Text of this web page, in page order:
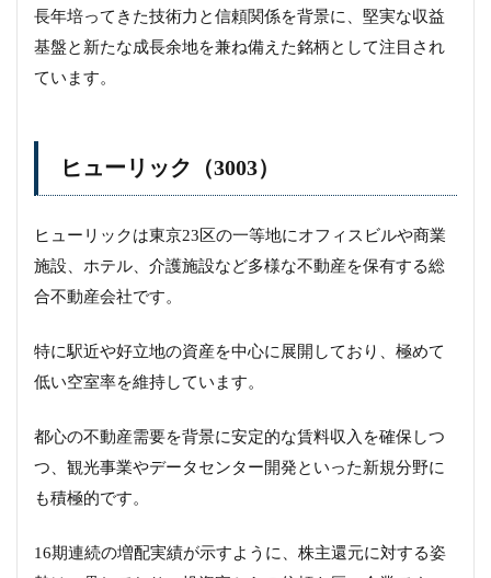
長年培ってきた技術力と信頼関係を背景に、堅実な収益
基盤と新たな成長余地を兼ね備えた銘柄として注目され
ています。
ヒューリック（3003）
ヒューリックは東京23区の一等地にオフィスビルや商業
施設、ホテル、介護施設など多様な不動産を保有する総
合不動産会社です。
特に駅近や好立地の資産を中心に展開しており、極めて
低い空室率を維持しています。
都心の不動産需要を背景に安定的な賃料収入を確保しつ
つ、観光事業やデータセンター開発といった新規分野に
も積極的です。
16期連続の増配実績が示すように、株主還元に対する姿